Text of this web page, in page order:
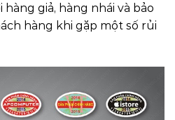
giả, hàng nhái và bảo
hàng khi gặp một số rủi